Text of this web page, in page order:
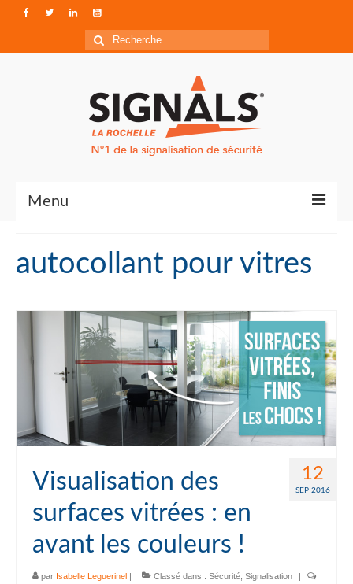
Rechercher
:
Menu
Qui sommes-nous ?
Accéder à Signals
autocollant pour vitres
12
SEP 2016
Visualisation des
surfaces vitrées : en
avant les couleurs !
par Isabelle Leguerinel | Classé dans : Sécurité Signalisation
|